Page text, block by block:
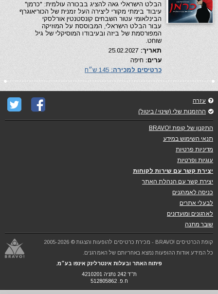
הבלט הישראלי גאה להציג בבכורה עולמית: "כרמן"
עיבוד בימתי מקורי ליצירה העל זמנית של הכוריאוגרף
הבינלאומי עטור השבחים קונסטנטין אורלסקי
עבור הבלט הישראלי, המבוססת על המוזיקה
המפורסמת של ביזה ובעיבודו המוסיקלי של גיל
שוחט.
תאריך:
ערים: חיפה
כרטיסים למכירה:
עזרה
ההזמנות שלי (שינוי / ביטול)
התקנון של קופת !BRAVO
תנאי השימוש במידע
מדיניות פרטיות
עוגיות ופרטיות
יצירת קשר עם שירות לקוחות
יצירת קשר עם הנהלת האתר
כניסה לאמרגנים
לבעלי אתרים
לארגונים ומועדונים
שובר מתנה
קופת הכרטיסים !BRAVO - מכירת כרטיסים להופעות והצגות © 2005-2026
כל המידע אודות ההופעות נמצא באחריותם של האמרגנים.
פיתוח האתר ובעלות אינטרלינק אינפו בע״מ.
ת''ד 242 נתניה 4210201
ח.פ. 512805862